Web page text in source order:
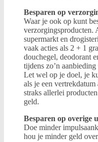
Besparen op
Waar je ook op kunt
verzorgingsproducten.
supermarkt en
vaak acties als 2 + 1
douchegel, deodorant
tijdens zo’n
Let wel op je doel, je
als je een
straks allerlei
geld.
Besparen op overige
Doe minder
hou je minder geld